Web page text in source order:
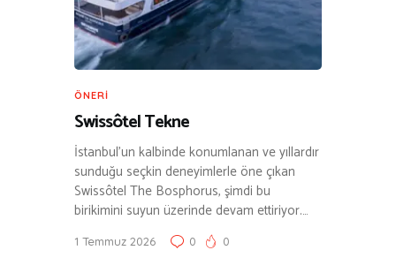
ÖNERI
Swissôtel Tekne
İstanbul’un kalbinde konumlanan ve yıllardır
sunduğu seçkin deneyimlerle öne çıkan
Swissôtel The Bosphorus, şimdi bu
birikimini suyun üzerinde devam ettiriyor.…
1 Temmuz 2026 0 0